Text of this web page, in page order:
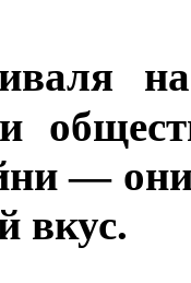
—
вкус.